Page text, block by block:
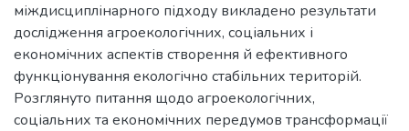
міждисциплінарного підходу викладено результати
дослідження агроекологічних, соціальних і
економічних аспектів створення й ефективного
функціонування екологічно стабільних територій.
Розглянуто питання щодо агроекологічних,
соціальних та економічних передумов трансформації